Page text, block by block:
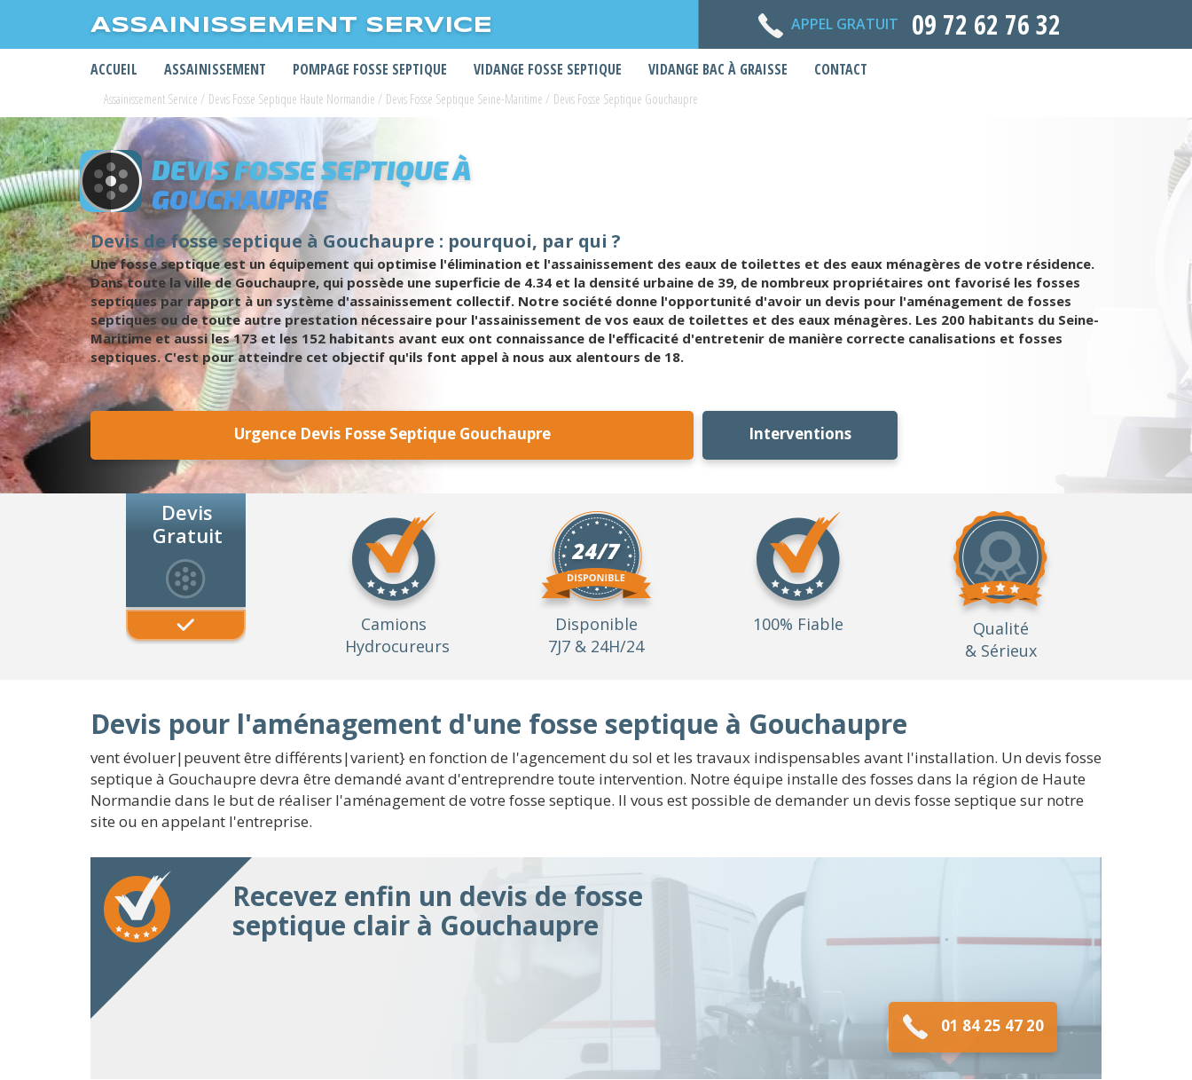
ASSAINISSEMENT SERVICE APPEL GRATUIT 09 72 62 76 32
ACCUEIL ASSAINISSEMENT POMPAGE FOSSE SEPTIQUE VIDANGE FOSSE SEPTIQUE VIDANGE BAC À GRAISSE CONTACT
Assainissement Service / Devis Fosse Septique Haute Normandie / Devis Fosse Septique Seine-Maritime / Devis Fosse Septique Gouchaupre
DEVIS FOSSE SEPTIQUE À
GOUCHAUPRE
Devis de fosse septique à Gouchaupre : pourquoi, par qui ?
Une fosse septique est un équipement qui optimise l'élimination et l'assainissement des eaux de toilettes et des eaux ménagères de votre résidence.
Dans toute la ville de Gouchaupre, qui possède une superficie de 4.34 et la densité urbaine de 39, de nombreux propriétaires ont favorisé les fosses
septiques par rapport à un système d'assainissement collectif. Notre société donne l'opportunité d'avoir un devis pour l'aménagement de fosses
septiques ou de toute autre prestation nécessaire pour l'assainissement de vos eaux de toilettes et des eaux ménagères. Les 200 habitants du Seine-
Maritime et aussi les 173 et les 152 habitants avant eux ont connaissance de l'efficacité d'entretenir de manière correcte canalisations et fosses
septiques. C'est pour atteindre cet objectif qu'ils font appel à nous aux alentours de 18.
Urgence Devis Fosse Septique Gouchaupre Interventions
Devis
Gratuit
Camions
Hydrocureurs
Disponible
7J7 & 24H/24
100% Fiable
Qualité
& Sérieux
Devis pour l'aménagement d'une fosse septique à Gouchaupre
vent évoluer|peuvent être différents|varient} en fonction de l'agencement du sol et les travaux indispensables avant l'installation. Un devis fosse
septique à Gouchaupre devra être demandé avant d'entreprendre toute intervention. Notre équipe installe des fosses dans la région de Haute
Normandie dans le but de réaliser l'aménagement de votre fosse septique. Il vous est possible de demander un devis fosse septique sur notre
site ou en appelant l'entreprise.
Recevez enfin un devis de fosse
septique clair à Gouchaupre
01 84 25 47 20